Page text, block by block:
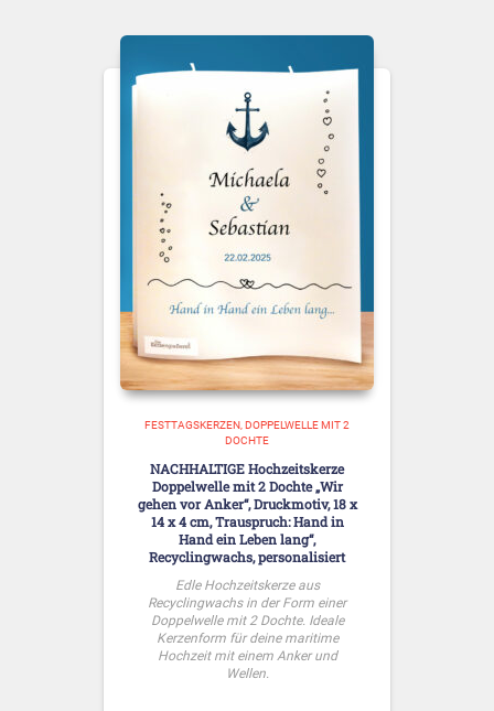
FESTTAGSKERZEN DOPPELWELLE MIT 2
DOCHTE
NACHHALTIGE Hochzeitskerze
Doppelwelle mit 2 Dochte „Wir
gehen vor Anker“, Druckmotiv, 18 x
14 x 4 cm, Trauspruch: Hand in
Hand ein Leben lang“,
Recyclingwachs, personalisiert
Edle Hochzeitskerze aus
Recyclingwachs in der Form einer
Doppelwelle mit 2 Dochte. Ideale
Kerzenform für deine maritime
Hochzeit mit einem Anker und
Wellen.